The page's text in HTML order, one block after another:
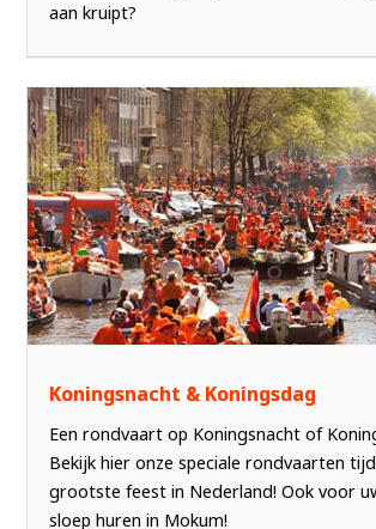
aan kruipt?
Koningsnacht & Koningsdag
Een rondvaart op Koningsnacht of
Bekijk hier onze speciale rondvaarten
grootste feest in Nederland! Ook voor
sloep huren in Mokum!